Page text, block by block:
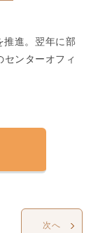
推進。翌年に部
センターオフィ
次へ